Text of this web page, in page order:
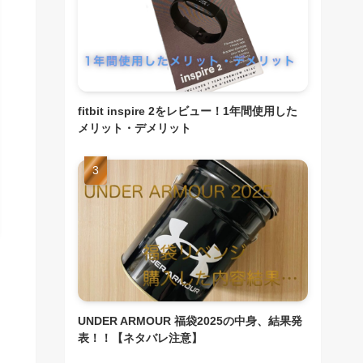
fitbit inspire 2をレビュー！1年間使用した
メリット・デメリット
UNDER ARMOUR 福袋2025の中身、結果発
表！！【ネタバレ注意】